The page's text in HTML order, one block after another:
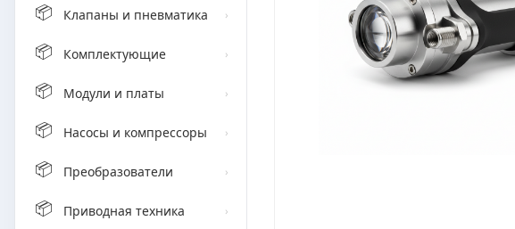
📦 Клапаны и пневматика ›
📦 Комплектующие ›
📦 Модули и платы ›
📦 Насосы и компрессоры ›
📦 Преобразователи ›
📦 Приводная техника ›